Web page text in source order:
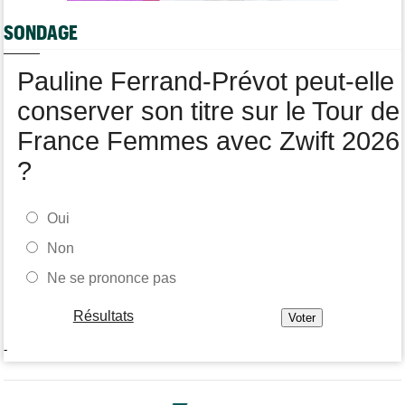
Felix Gall : "L'objectif ? Conserver ce maillot de leader"
Nos vidéos de cyclisme sont sur Youtube : Cyclism'Actu TV
SONDAGE
Pauline Ferrand-Prévot peut-elle
conserver son titre sur le Tour de
France Femmes avec Zwift 2026
?
Oui
Non
Ne se prononce pas
Résultats
-